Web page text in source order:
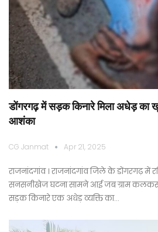
डोंगरगढ़ में सड़क किनारे मिला अधेड़ का
आशंका
CG Janmat Apr 21, 2025
राजनांदगांव । राजनांदगांव जिले के डोंगरगढ़ में
सनसनीखेज घटना सामने आई जब ग्राम कलकसा
सड़क किनारे एक अधेड़ व्यक्ति का…